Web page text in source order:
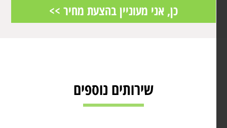
שירותים נוספים